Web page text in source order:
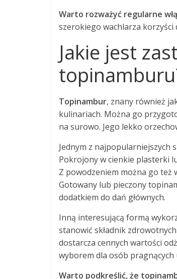
Warto rozważyć regularne
szerokiego wachlarza korzyści
Jakie jest
Topinambur, znany również
kulinariach. Można go
na surowo. Jego lekko
Jednym z najpopularniejszych
Pokrojony w cienkie plasterki
Z powodzeniem można go też
Gotowany lub pieczony
dodatkiem do dań głównych.
Inną interesującą formą
stanowić składnik
dostarcza cennych wartości
wyborem dla osób
Warto podkreślić, że